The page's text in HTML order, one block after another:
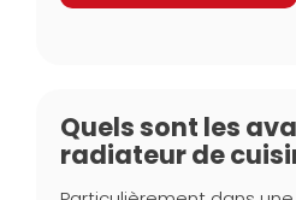
Quels sont les
radiateur de